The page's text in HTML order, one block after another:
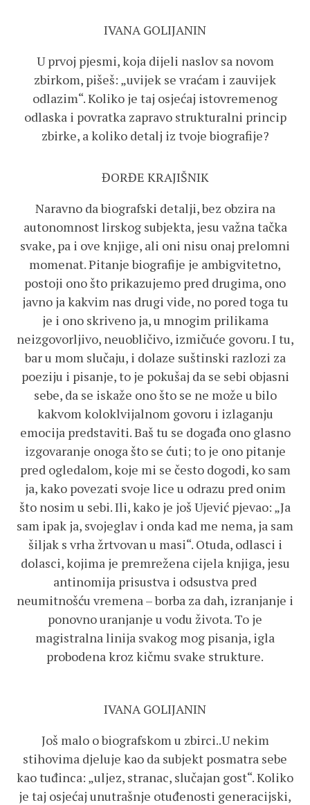
IVANA GOLIJANIN
U prvoj pjesmi, koja dijeli naslov sa novom
zbirkom, pišeš: „uvijek se vraćam i zauvijek
odlazim“. Koliko je taj osjećaj istovremenog
odlaska i povratka zapravo strukturalni princip
zbirke, a koliko detalj iz tvoje biografije?
ĐORĐE KRAJIŠNIK
Naravno da biografski detalji, bez obzira na
autonomnost lirskog subjekta, jesu važna tačka
svake, pa i ove knjige, ali oni nisu onaj prelomni
momenat. Pitanje biografije je ambigvitetno,
postoji ono što prikazujemo pred drugima, ono
javno ja kakvim nas drugi vide, no pored toga tu
je i ono skriveno ja, u mnogim prilikama
neizgovorljivo, neuobličivo, izmičuće govoru. I tu,
bar u mom slučaju, i dolaze suštinski razlozi za
poeziju i pisanje, to je pokušaj da se sebi objasni
sebe, da se iskaže ono što se ne može u bilo
kakvom koloklvijalnom govoru i izlaganju
emocija predstaviti. Baš tu se događa ono glasno
izgovaranje onoga što se ćuti; to je ono pitanje
pred ogledalom, koje mi se često dogodi, ko sam
ja, kako povezati svoje lice u odrazu pred onim
što nosim u sebi. Ili, kako je još Ujević pjevao: „Ja
sam ipak ja, svojeglav i onda kad me nema, ja sam
šiljak s vrha žrtvovan u masi“. Otuda, odlasci i
dolasci, kojima je premrežena cijela knjiga, jesu
antinomija prisustva i odsustva pred
neumitnošću vremena – borba za dah, izranjanje i
ponovno uranjanje u vodu života. To je
magistralna linija svakog mog pisanja, igla
probodena kroz kičmu svake strukture.
IVANA GOLIJANIN
Još malo o biografskom u zbirci..U nekim
stihovima djeluje kao da subjekt posmatra sebe
kao tuđinca: „uljez, stranac, slučajan gost“. Koliko
je taj osjećaj unutrašnje otuđenosti generacijski,